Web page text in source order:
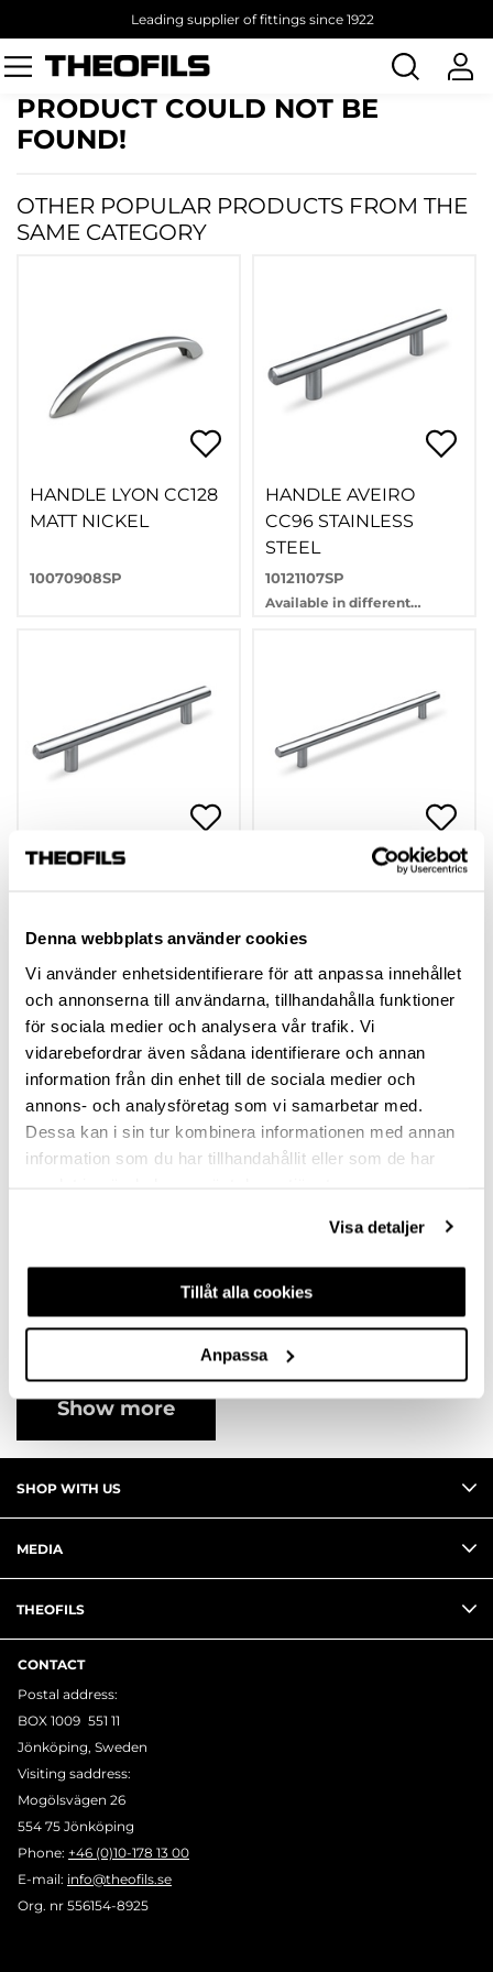
Denna webbplats använder cookies
Vi använder enhetsidentifierare för att anpassa innehållet
och annonserna till användarna, tillhandahålla funktioner
för sociala medier och analysera vår trafik. Vi
vidarebefordrar även sådana identifierare och annan
information från din enhet till de sociala medier och
annons- och analysföretag som vi samarbetar med.
Dessa kan i sin tur kombinera informationen med annan
information som du har tillhandahållit eller som de har
Visa detaljer
Tillåt alla cookies
Anpassa
Leading supplier of fittings since 1922
Search
products
PRODUCT COULD NOT BE
FOUND!
OTHER POPULAR PRODUCTS FROM THE
SAME CATEGORY
HANDLE LYON CC128
MATT NICKEL
10070908SP
HANDLE AVEIRO
CC96 STAINLESS
STEEL
10121107SP
Available in different
HANDLE AVEIRO
Available in different
variants
HANDLE AVEIRO
Available in different
variants
CC320 STAINLESS
10121112SP
Show more
SHOP WITH US
MEDIA
THEOFILS
CONTACT
Postal address:
BOX 1009 551 11
Jönköping, Sweden
Visiting saddress:
Mogölsvägen 26
554 75 Jönköping
Phone: +46 (0)10-178 13 00
E-mail: info@theofils.se
Org. nr 556154-8925